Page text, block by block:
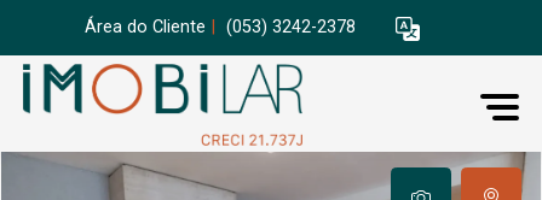
Área do Cliente (053) 3242-2378